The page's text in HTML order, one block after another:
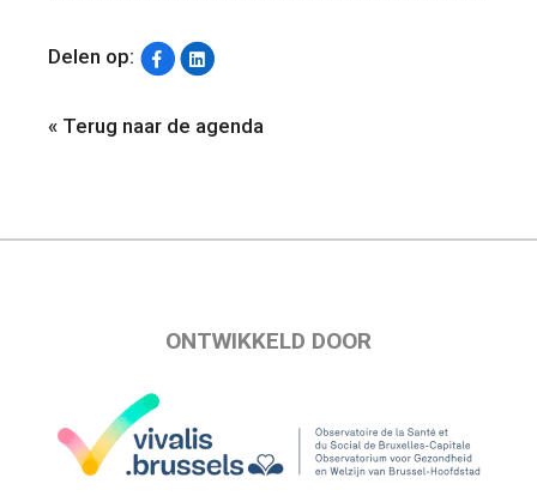
Delen op:
« Terug naar de agenda
ONTWIKKELD DOOR